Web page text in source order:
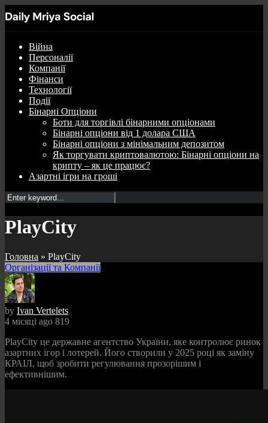
Війна
Персоналії
Компанії
Фінанси
Технології
Події
Бінарні Опціони
Боти для торгівлі бінарними опціонами
Бінарні опціони від 1 долара США
Бінарні опціони з мінімальним депозитом
Як торгувати криптовалютою: Бінарні опціони на
крипту – як це працює?
Азартні ігри на гроші
PlayCity
Головна » PlayCity
Організації та Компанії
by Ivan Vertelets
4 місяці ago 819
PlayCity це державне агентство України, яке контролює ринок
азартних ігор і лотерей. Його створили у 2025 році як заміну
КРАІЛ, щоб зробити регулювання прозорішим і
ефективнішим.